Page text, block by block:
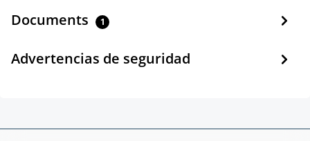
Documents 1
Advertencias de seguridad